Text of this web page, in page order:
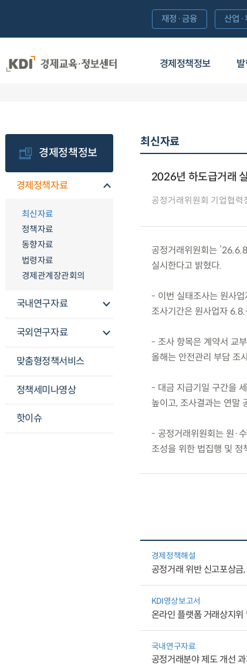
경제정책정보
재정·금융 산업·
경제정책정보
경제정책자료
최신자료
정책자료
동향자료
법령자료
경제관계장관회의
국내연구자료
국외연구자료
맞춤형정책서비스
정책세미나영상
핫이슈
최신자료
2026년 하도급거래
공정거래위원회 기업협
공정거래위원회는
실시한다고 밝혔다.
- 이번 실태조사는 원사
조사기간은 원사업자
- 조사 항목은 계약서 교
올해는 안전관리 부담 조
- 대금 지급기일 구간을
높이고, 조사결과는 연말
- 공정거래위원회는 원·
조성을 위한 법집행 및 정
경제정책해설
공정거래 위반 신고포상
KDI영상보고서
온라인 플랫폼 거래상지
국내연구자료
공정거래분야 제도 개선 과